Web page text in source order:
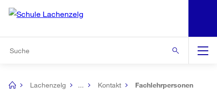
Navigation
[no
Lachenzelg ... Kontakt Fachlehrpersonen